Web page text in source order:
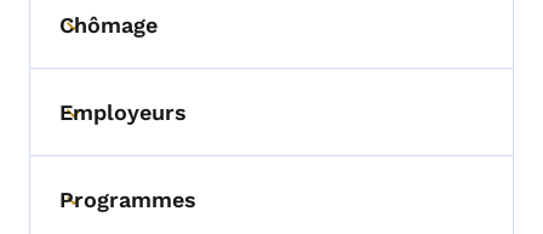
Toggle submenu
Chômage
Toggle submenu
Employeurs
Toggle submenu
Programmes